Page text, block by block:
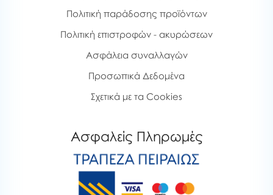
Πολιτική παράδοσης προϊόντων
Πολιτική επιστροφών - ακυρώσεων
Ασφάλεια συναλλαγών
Προσωπικά Δεδομένα
Σχετικά με τα Cookies
Ασφαλείς Πληρωμές